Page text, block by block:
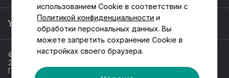
YOUTUBE
© ООО «Пойнт эстейт», ИНН 55546464612,
2013-2025
Политика обработки персональных данных
использованием Cookie в соответствии с
Политикой конфиденциальности и
обработки персональных данных. Вы
можете запретить сохранение Cookie в
настройках своего браузера.